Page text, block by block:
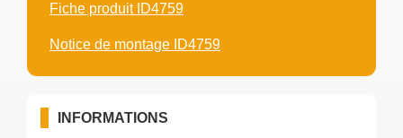
Fiche produit ID4759
Notice de montage ID4759
INFORMATIONS